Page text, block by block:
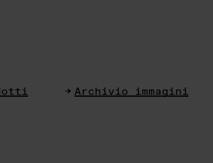
Archivio immagini